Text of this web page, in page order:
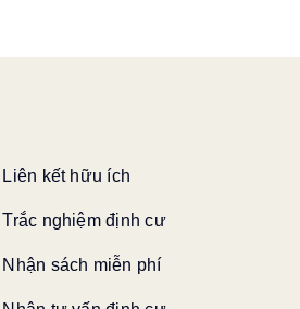
Liên kết hữu ích
Trắc nghiệm định cư
Nhận sách miễn phí